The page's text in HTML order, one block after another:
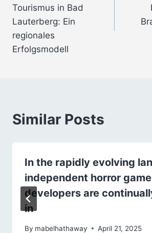
Tourismus in Bad
Lauterberg: Ein
regionales
Erfolgsmodell
Similar Posts
In the rapidly evolving
independent horror
developers are
in
By mabelhathaway April 21, 2025